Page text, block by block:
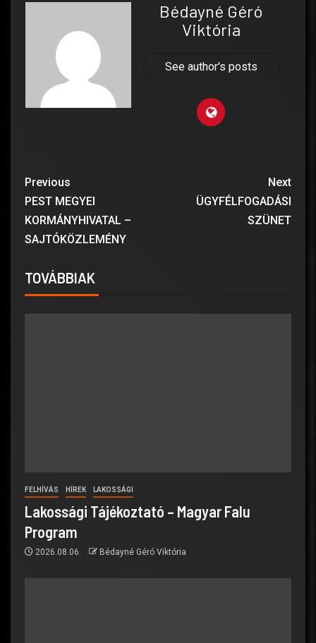
Bédayné Géró
Viktória
See author's posts
Previous
PEST MEGYEI
KORMÁNYHIVATAL –
SAJTÓKÖZLEMÉNY
Next
ÜGYFÉLFOGADÁSI
SZÜNET
TOVÁBBIAK
FELHÍVÁS HÍREK LAKOSSÁGI
Lakossági Tájékoztató – Magyar Falu
Program
2026.08.06. Bédayné Géró Viktória